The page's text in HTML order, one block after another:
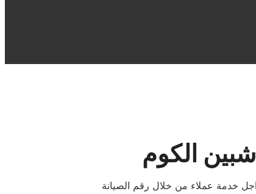
الكوم
خدمة عملاء من خلال رقم الصيانة